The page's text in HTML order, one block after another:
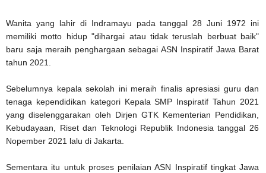
Wanita yang lahir di Indramayu pada tanggal 28 Juni 1972 ini
memiliki motto hidup "dihargai atau tidak teruslah berbuat baik"
baru saja meraih penghargaan sebagai ASN Inspiratif Jawa Barat
tahun 2021.
Sebelumnya kepala sekolah ini meraih finalis apresiasi guru dan
tenaga kependidikan kategori Kepala SMP Inspiratif Tahun 2021
yang diselenggarakan oleh Dirjen GTK Kementerian Pendidikan,
Kebudayaan, Riset dan Teknologi Republik Indonesia tanggal 26
Nopember 2021 lalu di Jakarta.
Sementara itu untuk proses penilaian ASN Inspiratif tingkat Jawa